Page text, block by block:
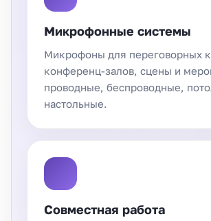
Микрофонные системы
Микрофоны для переговорных
конференц-залов, сцены и
проводные, беспроводные,
настольные.
Совместная работа